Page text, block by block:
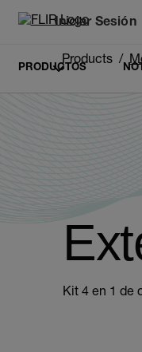
Iniciar Sesión
PRODUCTOS
Products
Kit 4 en 1 de